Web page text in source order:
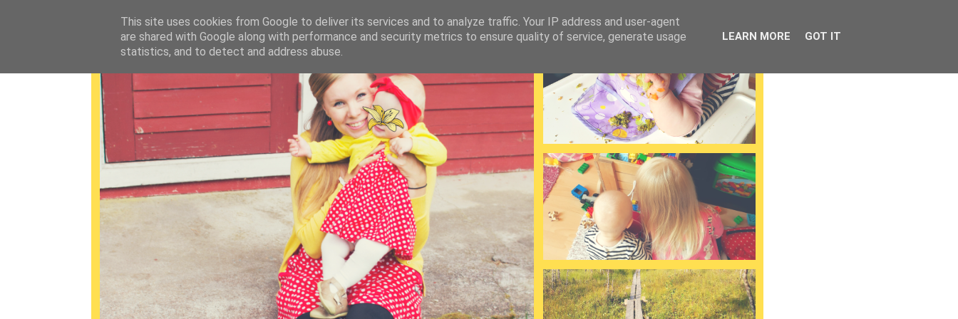
This site uses cookies from Google to deliver its services and to analyze traffic. Your IP address and user-agent
are shared with Google along with performance and security metrics to ensure quality of service, generate usage
statistics, and to detect and address abuse.
LEARN MORE GOT IT